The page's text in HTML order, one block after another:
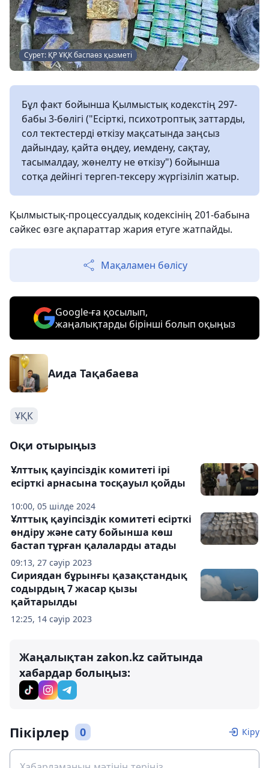
Сурет: ҚР ҰҚК баспаөз қызметі
Бұл факт бойынша Қылмыстық кодекстің 297-
бабы 3-бөлігі ("Есірткі, психотроптық заттарды,
сол тектестерді өткізу мақсатында заңсыз
дайындау, қайта өңдеу, иемдену, сақтау,
тасымалдау, жөнелту не өткізу") бойынша
сотқа дейінгі тергеп-тексеру жүргізіліп жатыр.
Қылмыстық-процессуалдық кодексінің 201-бабына
сәйкес өзге ақпараттар жария етуге жатпайды.
Мақаламен бөлісу
Google-ға қосылып,
жаңалықтарды бірінші болып оқыңыз
Аида Тақабаева
ҰҚК
Оқи отырыңыз
10:00, 05 шілде 2024
Ұлттық қауіпсіздік комитеті ірі
есірткі арнасына тосқауыл қойды
09:13, 27 сәуір 2023
Ұлттық қауіпсіздік комитеті есірткі
өндіру және сату бойынша көш
бастап тұрған қалаларды атады
12:25, 14 сәуір 2023
Сириядан бұрынғы қазақстандық
содырдың 7 жасар қызы
қайтарылды
Жаңалықтан zakon.kz сайтында
хабардар болыңыз:
Пікірлер 0 Кіру